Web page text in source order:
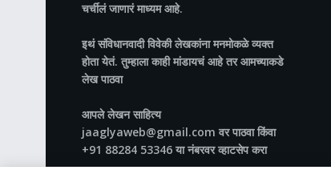
चर्चीलं जाणारं माध्यम आहे.
इथं संविधानवादी विवेकी लेखकांना मनमोकळे व्यक्त
होता येतं. तुम्हाला काही मांडायचं आहे तर आमच्याकडे
लेख पाठवा
आपले लेखन साहित्य
jaaglyaweb@gmail.com वर पाठवा किंवा
+91 88284 53346 या नंबरवर व्हाटसेप करा